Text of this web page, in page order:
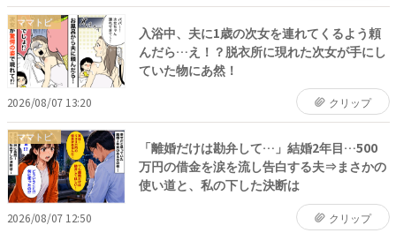
ママトピ
入浴中、夫に1歳の次女を連れてくるよう頼
んだら…え！？脱衣所に現れた次女が手にし
ていた物にあ然！
2026/08/07 13:20 クリップ
ママトピ
「離婚だけは勘弁して…」結婚2年目…500
万円の借金を涙を流し告白する夫⇒まさかの
使い道と、私の下した決断は
2026/08/07 12:50 クリップ